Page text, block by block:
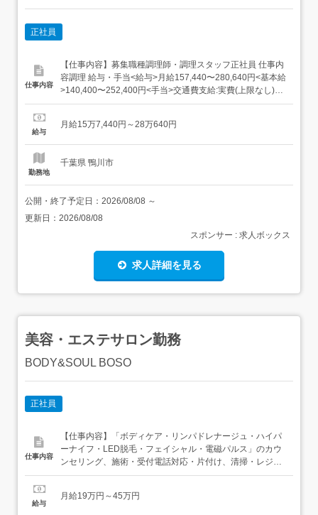
正社員
仕事内容
【仕事内容】募集職種調理師・調理スタッフ正社員 仕事内
容調理 給与・手当<給与>月給157,440〜280,640円<基本給
>140,400〜252,400円<手当>交通費支給:実費(上限なし)特
殊業務手当:14,040〜25,240円支援金手当:3,000円<賞与>
2,400円(月あたり)...
給与
月給15万7,440円～28万640円
勤務地
千葉県 鴨川市
公開・終了予定日： 2026/08/08 ～
更新日： 2026/08/08
スポンサー : 求人ボックス
求人詳細を見る
美容・エステサロン勤務
BODY&SOUL BOSO
正社員
仕事内容
【仕事内容】「ボディケア・リンパドレナージュ・ハイパ
ーナイフ・LED脱毛・フェイシャル・電磁パルス」のカウ
ンセリング、施術・受付電話対応・片付け、清掃・レジ締
め雇用期間の定めなし転勤、業務範囲の変更なし 【経験・
<歓迎要件>経験者優遇やる気のある方人生楽しみたい方
給与
月給19万円～45万円